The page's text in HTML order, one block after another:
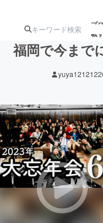
プ
載
アート・写真
テクノロジー・
映像・映画
ビジネス・起業
福岡で今まで